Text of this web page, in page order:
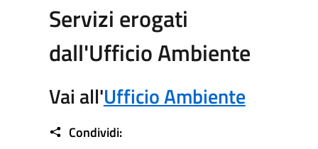
Servizi erogati
dall'Ufficio Ambiente
Vai all'Ufficio Ambiente
Condividi: